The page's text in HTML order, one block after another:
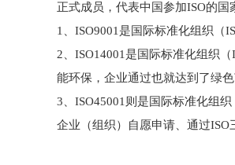
正式成员，代表中国参加ISO的国
1、ISO9001是国际标准化组织（
2、ISO14001是国际标准化组织
能环保，企业通过也就达到了绿色
3、ISO45001则是国际标准化组
企业（组织）自愿申请、通过ISO